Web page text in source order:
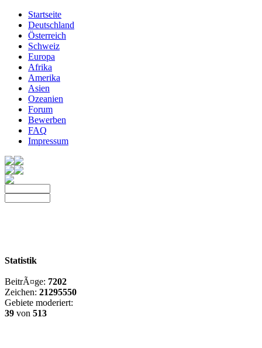
Startseite
Deutschland
Österreich
Schweiz
Europa
Afrika
Amerika
Asien
Ozeanien
Forum
Bewerben
FAQ
Impressum
Statistik
BeitrÃ¤ge: 7202
Zeichen: 21295550
Gebiete moderiert:
39 von 513